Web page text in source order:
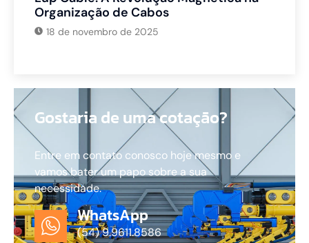
Organização de Cabos
18 de novembro de 2025
Gostaria de uma cotação?
Entre em contato conosco hoje mesmo e
vamos bater um papo sobre a sua
necessidade.
WhatsApp
(54) 9.9611.8586